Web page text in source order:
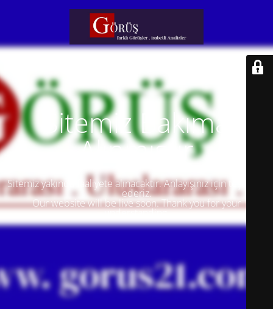
Sitemiz Bakıma
Alınmıştır
Sitemiz yakında faaliyete alınacaktır. Anlayışınız için teşekkür
ederiz.
Our website will be live soon. Thank you for your
understanding.